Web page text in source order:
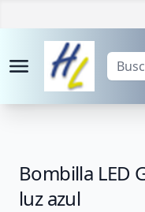
Bombilla LED
luz azul